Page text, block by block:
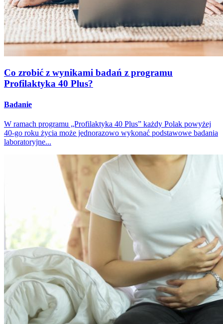
Co zrobić z wynikami badań z programu
Profilaktyka 40 Plus?
Badanie
W ramach programu „Profilaktyka 40 Plus” każdy Polak powyżej
40-go roku życia może jednorazowo wykonać podstawowe badania
laboratoryjne...